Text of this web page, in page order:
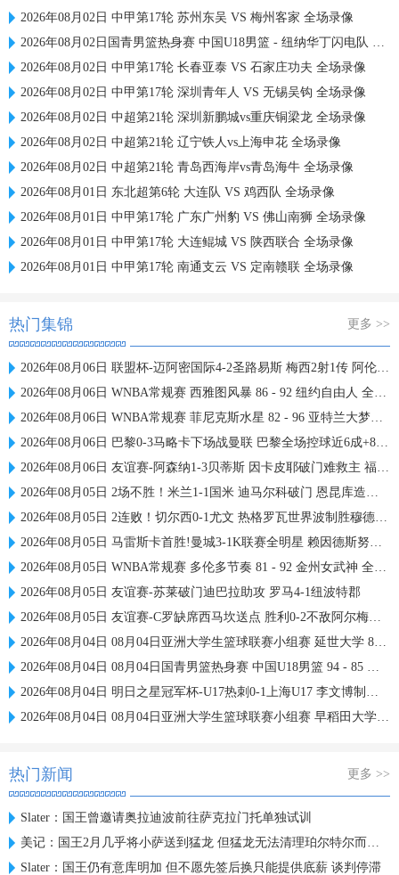
2026年08月02日 中甲第17轮 苏州东吴 VS 梅州客家 全场录像
2026年08月02日国青男篮热身赛 中国U18男篮 - 纽纳华丁闪电队 全场录像
2026年08月02日 中甲第17轮 长春亚泰 VS 石家庄功夫 全场录像
2026年08月02日 中甲第17轮 深圳青年人 VS 无锡吴钩 全场录像
2026年08月02日 中超第21轮 深圳新鹏城vs重庆铜梁龙 全场录像
2026年08月02日 中超第21轮 辽宁铁人vs上海申花 全场录像
2026年08月02日 中超第21轮 青岛西海岸vs青岛海牛 全场录像
2026年08月01日 东北超第6轮 大连队 VS 鸡西队 全场录像
2026年08月01日 中甲第17轮 广东广州豹 VS 佛山南狮 全场录像
2026年08月01日 中甲第17轮 大连鲲城 VS 陕西联合 全场录像
2026年08月01日 中甲第17轮 南通支云 VS 定南赣联 全场录像
热门集锦 更多 >>
2026年08月06日 联盟杯-迈阿密国际4-2圣路易斯 梅西2射1传 阿伦助攻戴帽
2026年08月06日 WNBA常规赛 西雅图风暴 86 - 92 纽约自由人 全场集锦
2026年08月06日 WNBA常规赛 菲尼克斯水星 82 - 96 亚特兰大梦想 全场集锦
2026年08月06日 巴黎0-3马略卡下场战曼联 巴黎全场控球近6成+8射3正未果
2026年08月06日 友谊赛-阿森纳1-3贝蒂斯 因卡皮耶破门难救主 福纳尔斯1射2传
2026年08月05日 2场不胜！米兰1-1国米 迪马尔科破门 恩昆库造点+点射拉莫斯登场
2026年08月05日 2连败！切尔西0-1尤文 热格罗瓦世界波制胜穆德里克时隔614天复出
2026年08月05日 马雷斯卡首胜!曼城3-1K联赛全明星 赖因德斯努里破门塞梅尼奥助攻
2026年08月05日 WNBA常规赛 多伦多节奏 81 - 92 金州女武神 全场集锦
2026年08月05日 友谊赛-苏莱破门迪巴拉助攻 罗马4-1纽波特郡
2026年08月05日 友谊赛-C罗缺席西马坎送点 胜利0-2不敌阿尔梅里亚
2026年08月04日 08月04日亚洲大学生篮球联赛小组赛 延世大学 82 - 83 北京大学 集锦
2026年08月04日 08月04日国青男篮热身赛 中国U18男篮 94 - 85 加拿大大卫·安篮球学院 集锦
2026年08月04日 明日之星冠军杯-U17热刺0-1上海U17 李文博制胜球
2026年08月04日 08月04日亚洲大学生篮球联赛小组赛 早稻田大学 71 - 86 清华大学 集锦
热门新闻 更多 >>
Slater：国王曾邀请奥拉迪波前往萨克拉门托单独试训
美记：国王2月几乎将小萨送到猛龙 但猛龙无法清理珀尔特尔而告吹
Slater：国王仍有意库明加 但不愿先签后换只能提供底薪 谈判停滞